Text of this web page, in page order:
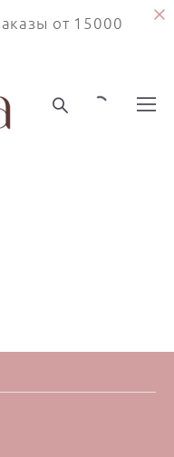
от 15000